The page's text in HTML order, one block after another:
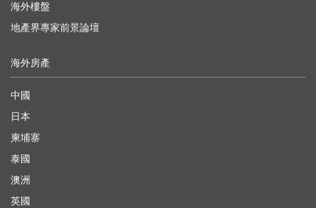
海外樓盤
地產界專家前景論壇
海外房產
中國
日本
柬埔寨
泰國
澳洲
英國